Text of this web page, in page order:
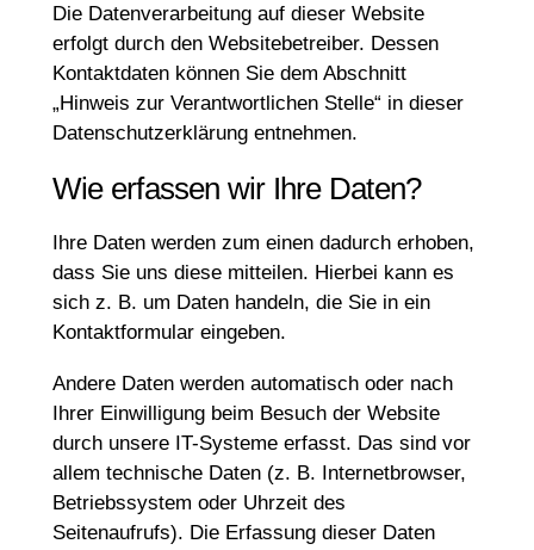
Die Datenverarbeitung auf dieser Website
erfolgt durch den Websitebetreiber. Dessen
Kontaktdaten können Sie dem Abschnitt
„Hinweis zur Verantwortlichen Stelle“ in dieser
Datenschutzerklärung entnehmen.
Wie erfassen wir Ihre Daten?
Ihre Daten werden zum einen dadurch erhoben,
dass Sie uns diese mitteilen. Hierbei kann es
sich z. B. um Daten handeln, die Sie in ein
Kontaktformular eingeben.
Andere Daten werden automatisch oder nach
Ihrer Einwilligung beim Besuch der Website
durch unsere IT-Systeme erfasst. Das sind vor
allem technische Daten (z. B. Internetbrowser,
Betriebssystem oder Uhrzeit des
Seitenaufrufs). Die Erfassung dieser Daten